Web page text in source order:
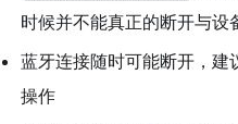
时候并不能真正的断开与设
蓝牙连接随时可能断开，
操作